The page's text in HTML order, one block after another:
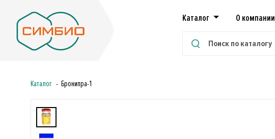
Каталог О компании
Каталог Бронипра-1